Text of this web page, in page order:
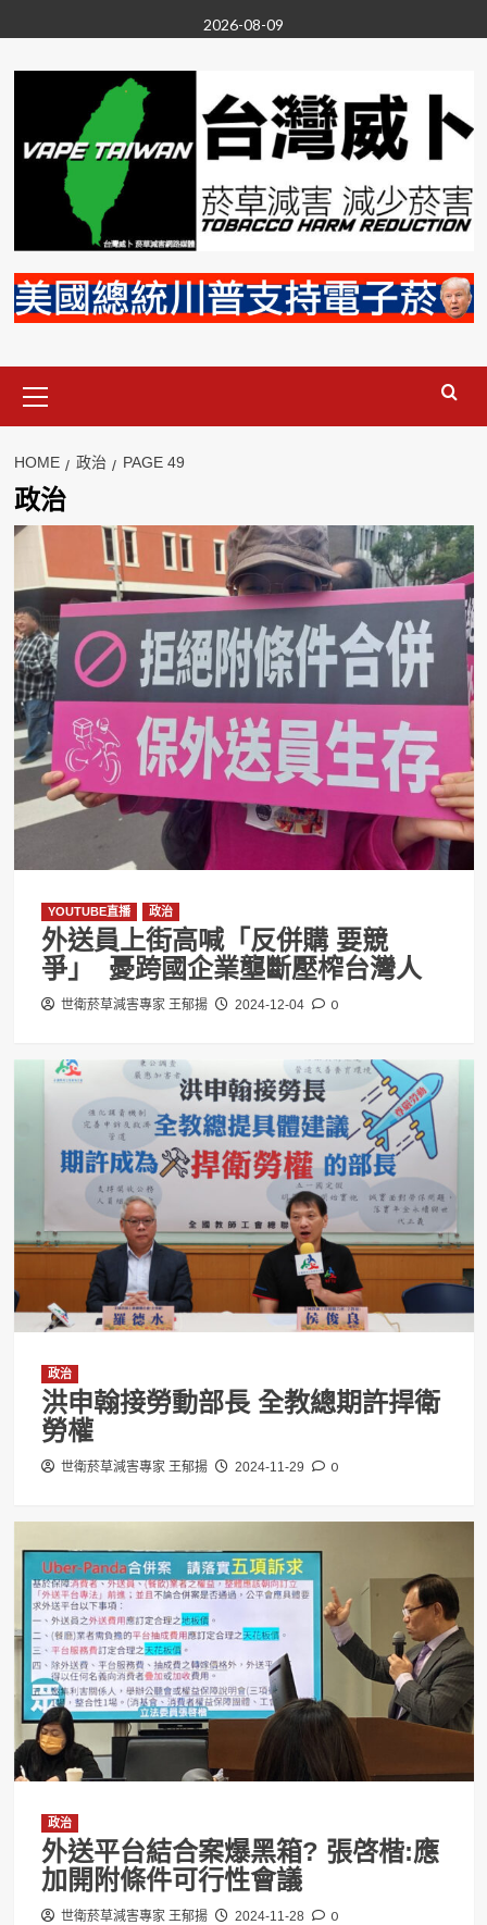
to
content
2026-08-09
Menu
HOME 政治 PAGE 49
政治
YOUTUBE直播 政治
外送員上街高喊「反併購 要競
爭」 憂跨國企業壟斷壓榨台灣人
世衛菸草減害專家 王郁揚 2024-12-04 0
政治
洪申翰接勞動部長 全教總期許捍衛
勞權
世衛菸草減害專家 王郁揚 2024-11-29 0
政治
外送平台結合案爆黑箱? 張啓楷:應
加開附條件可行性會議
世衛菸草減害專家 王郁揚 2024-11-28 0